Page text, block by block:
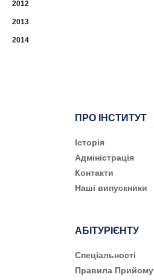
2012
2013
2014
ПРО ІНСТИТУТ
Історія
Адміністрація
Контакти
Наші випускники
АБІТУРІЄНТУ
Cпеціальності
Правила Прийому